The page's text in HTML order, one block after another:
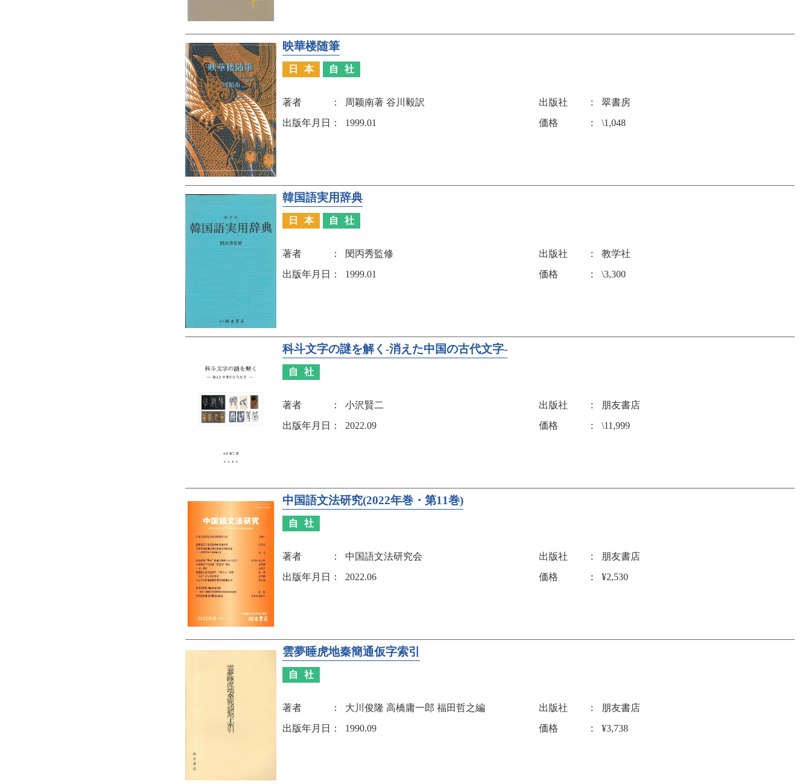
映華楼随筆
日本 自社
著者 周颖南著 谷川毅訳 出版社
翠書房
出版年月日
1999.01 価格 \1,048
韓国語実用辞典
日本 自社
著者 閔丙秀監修 出版社
教学社
出版年月日
1999.01 価格 \3,300
科斗文字の謎を解く-消えた中国の古代文字-
自社
著者 小沢賢二 出版社
朋友書店
出版年月日
2022.09 価格 \11,999
中国語文法研究(2022年巻・第11巻)
自社
著者 中国語文法研究会 出版社
朋友書店
出版年月日
2022.06 価格 ¥2,530
雲夢睡虎地秦簡通仮字索引
自社
著者 大川俊隆 高橋庸一郎 福田哲之編 出版社
朋友書店
出版年月日
1990.09 価格 ¥3,738